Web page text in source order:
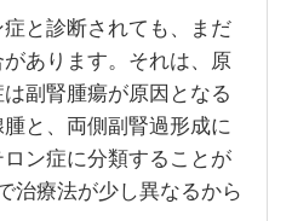
と診断されても、まだ
あります。それは、原
副腎腫瘍が原因となる
と、両側副腎過形成に
ン症に分類することが
治療法が少し異なるから